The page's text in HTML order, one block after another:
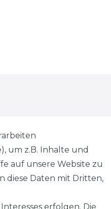
um z.B. Inhalte und
auf unsere Website zu
diese Daten mit Dritten,
erfolgen. Die